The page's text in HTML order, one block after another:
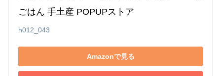
ごはん 手土産 POPUPストア
h012_043
Amazonで見る